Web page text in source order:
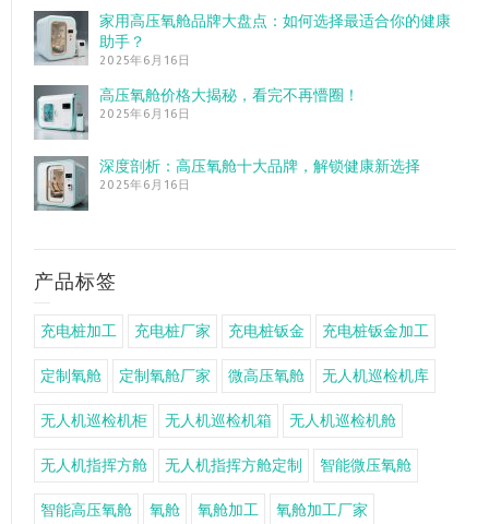
家用高压氧舱品牌大盘点：如何选择最适合你的健康
助手？
2025年6月16日
高压氧舱价格大揭秘，看完不再懵圈！
2025年6月16日
深度剖析：高压氧舱十大品牌，解锁健康新选择
2025年6月16日
产品标签
充电桩加工 充电桩厂家 充电桩钣金 充电桩钣金加工
定制氧舱 定制氧舱厂家 微高压氧舱 无人机巡检机库
无人机巡检机柜 无人机巡检机箱 无人机巡检机舱
无人机指挥方舱 无人机指挥方舱定制 智能微压氧舱
智能高压氧舱 氧舱 氧舱加工 氧舱加工厂家